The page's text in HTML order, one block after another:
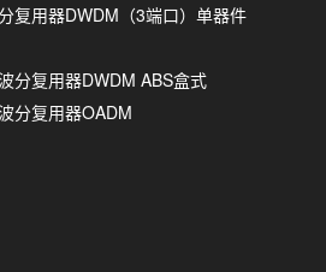
复用器DWDM（3端口）单器件
分复用器DWDM ABS盒式
分复用器OADM